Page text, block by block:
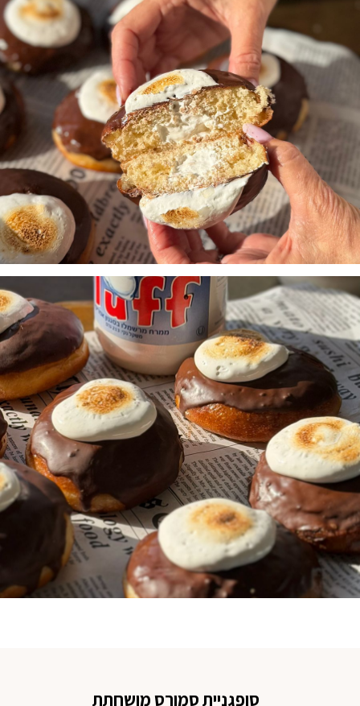
סופגניית סמורס מושחתת